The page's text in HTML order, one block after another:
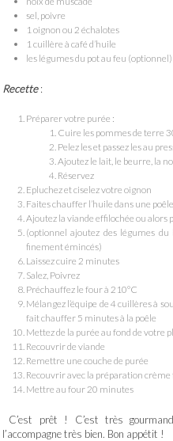
sel, poivre
1 oignon ou 2 échalotes
1 cuillère à café d’huile
les légumes du pot au feu (optionnel)
Recette:
Préparer votre purée :
Cuire les pommes de terre
Pelez les et passez les au
Ajoutez le lait, le beurre, la
Réservez
Epluchez et ciselez votre oignon
Faites chauffer l’huile dans une poêle
Ajoutez la viande effilochée ou alors
(optionnel ajoutez des légumes
finement émincés)
Laissez cuire 2 minutes
Salez, Poivrez
Préchauffez le four à 210°C
Mélangez l’équipe de 4 cuillères à
fait chauffer 5 minutes à la poêle
Mettez de la purée au fond de votre
Recouvrir de viande
Remettre une couche de purée
Recouvrir avec la préparation
Mettre au four 20 minutes
C’est prêt ! C’est très
l’accompagne très bien. Bon appétit !